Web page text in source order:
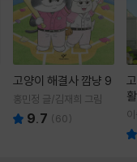
고양이 해결사 깜냥 9
홍민정 글/김재희 그림
9.7 (60)